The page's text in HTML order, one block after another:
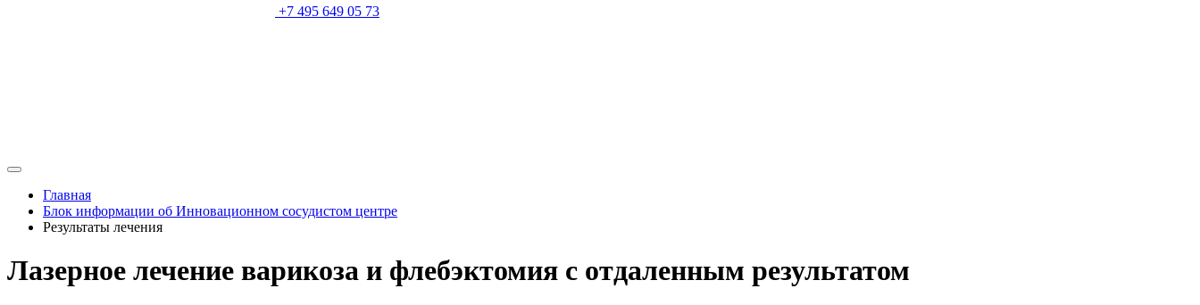
+7 495 649 05 73
Главная
Блок информации об Инновационном сосудистом центре
Результаты лечения
Лазерное лечение варикоза и флебэктомия с отдаленным результатом